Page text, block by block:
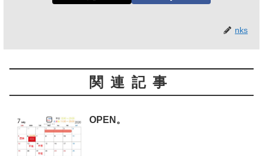
nks
関連記事
OPEN。